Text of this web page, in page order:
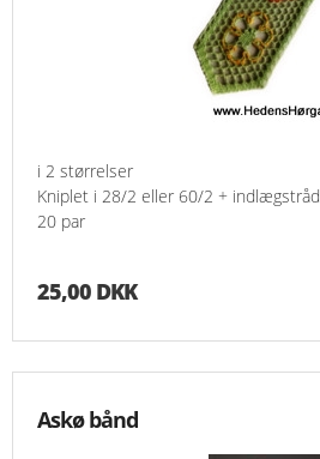
i 2 størrelser
Kniplet i 28/2 eller 60/2 + indlægstråd
20 par
25,00 DKK
Askø bånd